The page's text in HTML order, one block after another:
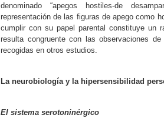
denominado “apegos hostiles-de
representación de las figuras de apego como
cumplir con su papel parental constituye un
resulta congruente con las observaciones
recogidas en otros estudios.
La neurobiología y la hipersensibilidad
El sistema serotoninérgico